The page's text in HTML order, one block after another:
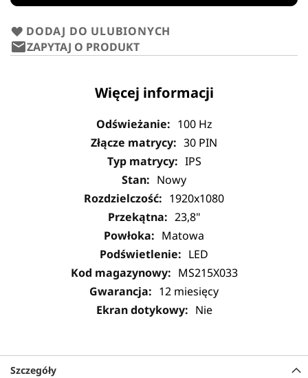
DODAJ DO ULUBIONYCH
ZAPYTAJ O PRODUKT
Więcej informacji
100 Hz
30 PIN
IPS
Nowy
1920x1080
23,8"
Matowa
LED
MS215X033
12 miesięcy
Nie
Szczegóły